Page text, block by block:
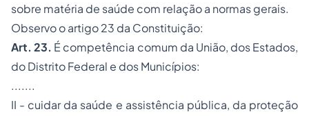
sobre matéria de saúde com relação a normas gerais.
Observo o artigo 23 da Constituição:
Art. 23. É competência comum da União, dos Estados,
do Distrito Federal e dos Municípios:
.......
II - cuidar da saúde e assistência pública, da proteção